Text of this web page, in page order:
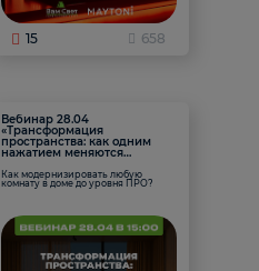
15 658
Вебинар 28.04
«Трансформация
пространства: как одним
нажатием меняются
Как модернизировать любую
комнату в доме до уровня ПРО?